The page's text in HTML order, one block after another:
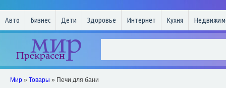
Авто Бизнес Дети Здоровье Интернет Кухня
Мир » Товары » Печи для бани